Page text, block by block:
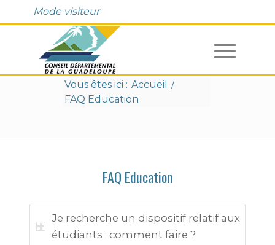
FenêtreMode visiteur
Vous êtes ici : Accueil
/
FAQ Education
FAQ Education
Je recherche un dispositif relatif aux
étudiants : comment faire ?